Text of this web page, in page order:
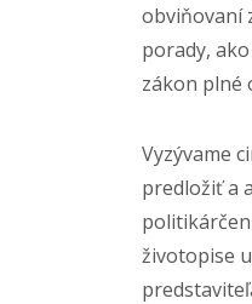
obviňovaní
porady,
zákon plné
Vyzývame
predložiť a
životopise